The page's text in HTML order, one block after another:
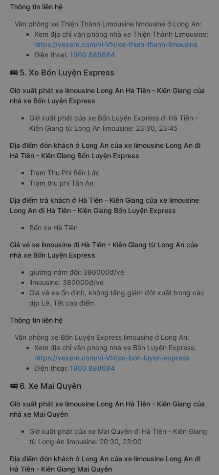
Thông tin liên hệ
Văn phòng xe Thiện Thành Limousine limousine ở Long An:
Xem địa chỉ văn phòng nhà xe Thiện Thành Limousine:
https://vexere.com/vi-VN/xe-thien-thanh-limousine
Điện thoại: 1900 888684
🚌 5. Xe Bốn Luyện Express
Giờ xuất phát xe limousine Long An Hà Tiên - Kiên Giang của
nhà xe Bốn Luyện Express
Giờ xuất phát của xe Bốn Luyện Express đi Hà Tiên -
Kiên Giang từ Long An limousine: 23:30, 23:45
Địa điểm đón khách ở Long An của xe limousine Long An đi
Hà Tiên - Kiên Giang Bốn Luyện Express
Trạm Thu Phí Bến Lức
Trạm thu phí Tân An
Địa điểm trả khách ở Hà Tiên - Kiên Giang của xe limousine
Long An đi Hà Tiên - Kiên Giang Bốn Luyện Express
Bến xe Hà Tiên
Giá vé xe limousine đi Hà Tiên - Kiên Giang từ Long An của
nhà xe Bốn Luyện Express
giường nằm đôi: 380000đ/vé
limousine: 380000đ/vé
Giá vé xe ổn định, không tăng giảm đột xuất trong các
dịp Lễ, Tết cao điểm
Thông tin liên hệ
Văn phòng xe Bốn Luyện Express limousine ở Long An:
Xem địa chỉ văn phòng nhà xe Bốn Luyện Express:
https://vexere.com/vi-VN/xe-bon-luyen-express
Điện thoại: 1900 888684
🚌 6. Xe Mai Quyên
Giờ xuất phát xe limousine Long An Hà Tiên - Kiên Giang của
nhà xe Mai Quyên
Giờ xuất phát của xe Mai Quyên đi Hà Tiên - Kiên Giang
từ Long An limousine: 20:30, 23:00
Địa điểm đón khách ở Long An của xe limousine Long An đi
Hà Tiên - Kiên Giang Mai Quyên